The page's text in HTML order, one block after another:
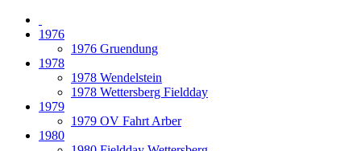
1976
1976 Gruendung
1978
1978 Wendelstein
1978 Wettersberg Fieldday
1979
1979 OV Fahrt Arber
1980